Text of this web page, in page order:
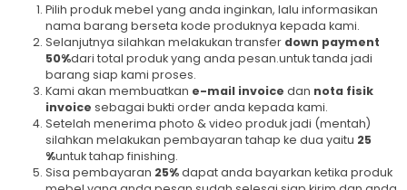
Pilih produk mebel yang anda inginkan, lalu informasikan
nama barang berseta kode produknya kepada kami.
Selanjutnya silahkan melakukan transfer down payment
50%dari total produk yang anda pesan.untuk tanda jadi
barang siap kami proses.
Kami akan membuatkan e-mail invoice dan nota fisik
invoice sebagai bukti order anda kepada kami.
Setelah menerima photo & video produk jadi (mentah)
silahkan melakukan pembayaran tahap ke dua yaitu 25
%untuk tahap finishing.
Sisa pembayaran 25%dapat anda bayarkan ketika produk